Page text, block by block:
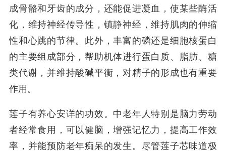
成骨骼和牙齿的成分，还能促进凝血，使某些酶活
化，维持神经传导性，镇静神经，维持肌肉的伸缩
性和心跳的节律。此外，丰富的磷还是细胞核蛋白
的主要组成部分，帮助机体进行蛋白质、脂肪、糖
类代谢，并维持酸碱平衡，对精子的形成也有重要
作用。
莲子有养心安详的功效。中老年人特别是脑力劳动
者经常食用，可以健脑，增强记忆力，提高工作效
率，并能预防老年痴呆的发生。尽管莲子芯味道极